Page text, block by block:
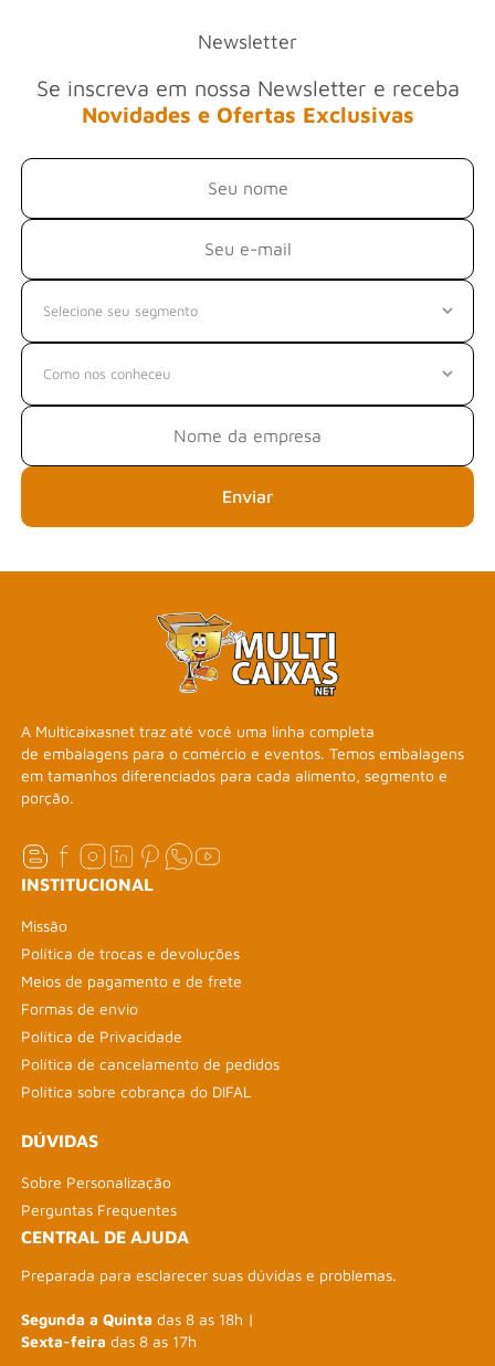
Newsletter
Se inscreva em nossa Newsletter e receba
Novidades e Ofertas Exclusivas
Enviar
A Multicaixasnet traz até você uma linha completa
de embalagens para o comércio e eventos. Temos embalagens
em tamanhos diferenciados para cada alimento, segmento e
porção.
INSTITUCIONAL
Missão
Política de trocas e devoluções
Meios de pagamento e de frete
Formas de envio
Política de Privacidade
Política de cancelamento de pedidos
Política sobre cobrança do DIFAL
DÚVIDAS
Sobre Personalização
Perguntas Frequentes
CENTRAL DE AJUDA
Preparada para esclarecer suas dúvidas e problemas.
Segunda a Quinta das 8 as 18h |
Sexta-feira das 8 as 17h